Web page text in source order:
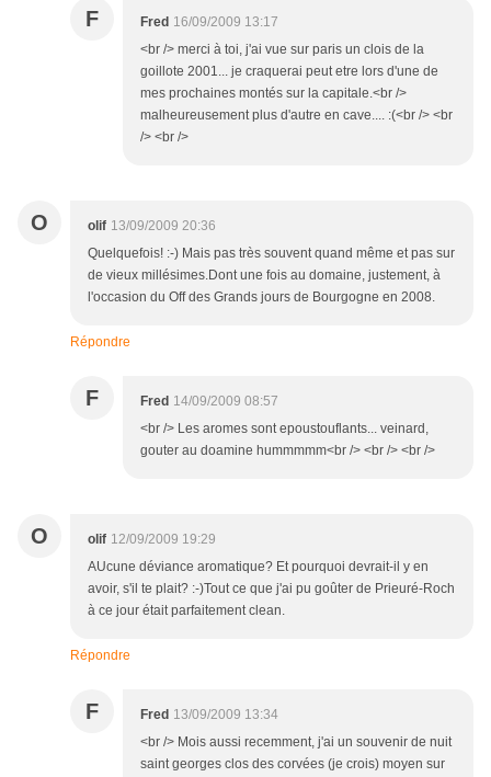
F Fred 16/09/2009 13:17
<br /> merci à toi, j'ai vue sur paris un clois de la
goillote 2001... je craquerai peut etre lors d'une de
mes prochaines montés sur la capitale.<br />
malheureusement plus d'autre en cave.... :(<br /> <br
/> <br />
O olif 13/09/2009 20:36
Quelquefois! :-) Mais pas très souvent quand même et pas sur
de vieux millésimes.Dont une fois au domaine, justement, à
l'occasion du Off des Grands jours de Bourgogne en 2008.
Répondre
F Fred 14/09/2009 08:57
<br /> Les aromes sont epoustouflants... veinard,
gouter au doamine hummmmm<br /> <br /> <br />
O olif 12/09/2009 19:29
AUcune déviance aromatique? Et pourquoi devrait-il y en
avoir, s'il te plait? :-)Tout ce que j'ai pu goûter de Prieuré-Roch
à ce jour était parfaitement clean.
Répondre
F Fred 13/09/2009 13:34
<br /> Mois aussi recemment, j'ai un souvenir de nuit
saint georges clos des corvées (je crois) moyen sur